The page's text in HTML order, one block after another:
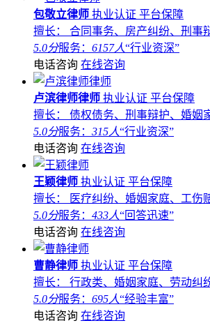
包敬立律师 执业认证 平台保障
擅长： 合同事务、房产纠纷、刑事
5.0分服务： 6157人“行业资深”
电话咨询 在线咨询
卢滨律师律师 执业认证 平台保障
擅长： 债权债务、刑事辩护、婚姻
5.0分服务： 315人“行业资深”
电话咨询 在线咨询
王颖律师 执业认证 平台保障
擅长： 医疗纠纷、婚姻家庭、工伤
5.0分服务： 433人“回答迅速”
电话咨询 在线咨询
曹静律师 执业认证 平台保障
擅长： 行政类、婚姻家庭、劳动纠
5.0分服务： 695人“经验丰富”
电话咨询 在线咨询